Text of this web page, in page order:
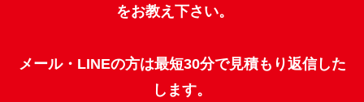
をお教え下さい。
メール・LINEの方は最短30分で見積もり返信した
します。